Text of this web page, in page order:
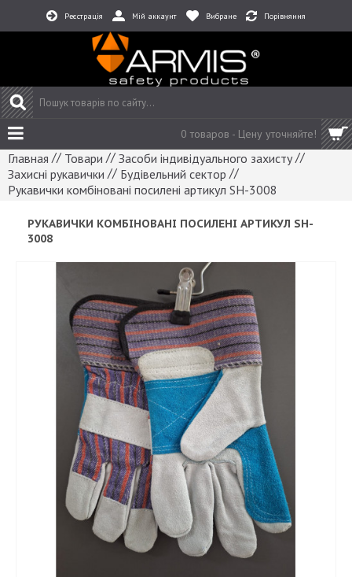
Реєстрація Мій аккаунт Вибране Порівняння
0 товаров - Цену уточняйте!
Главная // Товари // Засоби індивідуального захисту //
Захисні рукавички // Будівельний сектор //
Рукавички комбіновані посилені артикул SH-3008
РУКАВИЧКИ КОМБІНОВАНІ ПОСИЛЕНІ АРТИКУЛ SH-
3008